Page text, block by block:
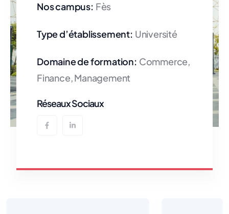
Nos campus: Fès
Type d’établissement: Université
Domaine de formation: Commerce,
Finance, Management
Réseaux Sociaux